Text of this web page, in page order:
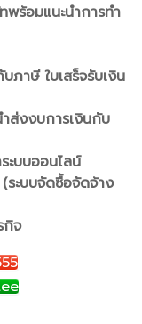
ร้อมแนะนำการทำ
ภาษี ใบเสร็จรับเงิน
ส่งงบการเงินกับ
ะบบออนไลน์
ระบบจัดซื้อจัดจ้าง
กิจ